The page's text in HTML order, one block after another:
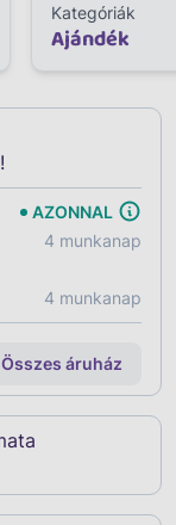
Kategóriák
Ajándék
AZONNAL
4 munkanap
4 munkanap
Összes áruház